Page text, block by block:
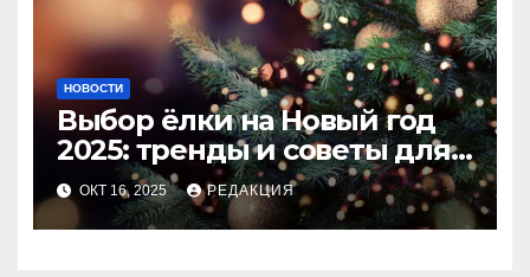
НОВОСТИ
Выбор ёлки на Новый год
2025: тренды и советы для
идеального праздника
ОКТ 16, 2025 РЕДАКЦИЯ